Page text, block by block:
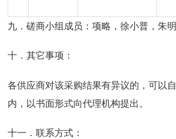
九．磋商小组成员：项略，徐小普，朱
十．其它事项：
各供应商对该采购结果有异议的，可以
内，以书面形式向代理机构提出。
十一．联系方式：